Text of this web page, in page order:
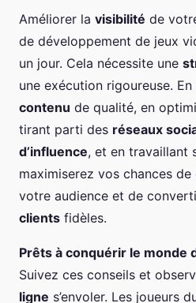
Améliorer la visibilité de
de développement de jeux
un jour. Cela nécessite une
une exécution rigoureuse.
contenu de qualité, en
tirant parti des réseaux
d’influence, et en travaillant
maximiserez vos chances
votre audience et de
clients fidèles.
Prêts à conquérir le monde
Suivez ces conseils et
ligne s’envoler. Les joueurs